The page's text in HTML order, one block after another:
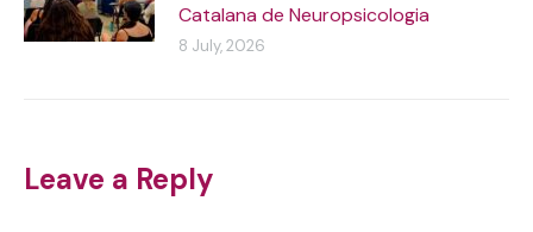
Catalana de Neuropsicologia
8 July, 2026
Leave a Reply